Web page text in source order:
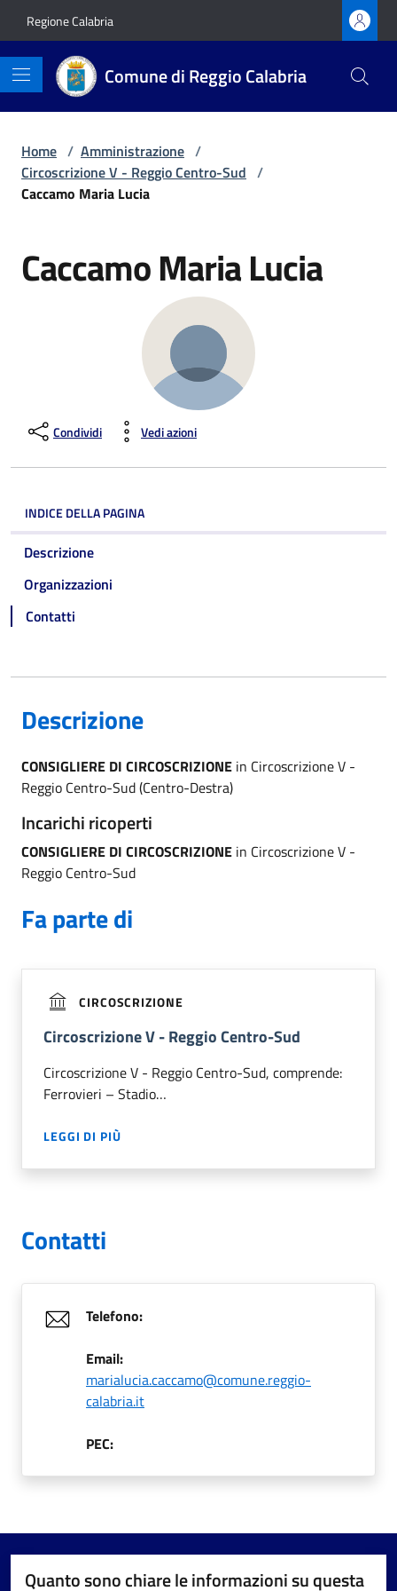
Regione Calabria
Comune di Reggio Calabria
Home / Amministrazione /
Circoscrizione V - Reggio Centro-Sud /
Caccamo Maria Lucia
Caccamo Maria Lucia
Condividi Vedi azioni
INDICE DELLA PAGINA
Descrizione
Organizzazioni
Contatti
Descrizione
CONSIGLIERE DI CIRCOSCRIZIONE in Circoscrizione V -
Reggio Centro-Sud (Centro-Destra)
Incarichi ricoperti
CONSIGLIERE DI CIRCOSCRIZIONE in Circoscrizione V -
Reggio Centro-Sud
Fa parte di
CIRCOSCRIZIONE
Circoscrizione V - Reggio Centro-Sud
Circoscrizione V - Reggio Centro-Sud, comprende:
Ferrovieri – Stadio…
LEGGI DI PIÙ
Contatti
Telefono:
Email:
marialucia.caccamo@comune.reggio-
calabria.it
PEC:
Quanto sono chiare le informazioni su questa